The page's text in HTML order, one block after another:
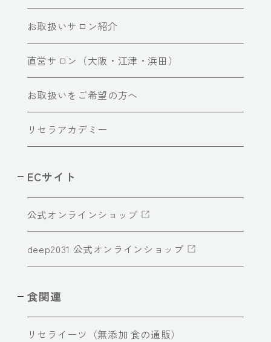
お取扱いサロン紹介
直営サロン（大阪・江津・浜田）
お取扱いをご希望の方へ
リセラアカデミー
ECサイト
公式オンラインショップ
deep2031 公式オンラインショップ
食関連
リセライーツ（無添加 食の通販）